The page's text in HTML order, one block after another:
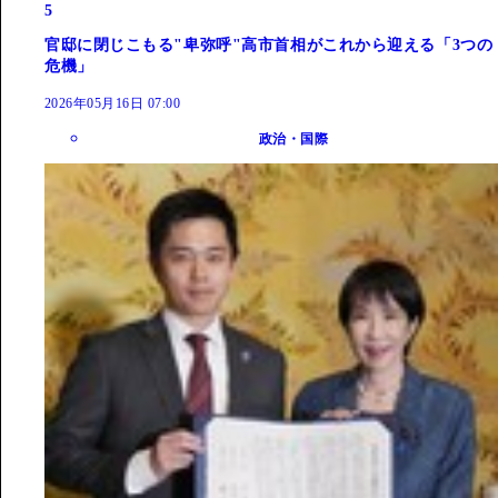
5
官邸に閉じこもる"卑弥呼"高市首相がこれから迎える「3つの
危機」
2026年05月16日 07:00
政治・国際